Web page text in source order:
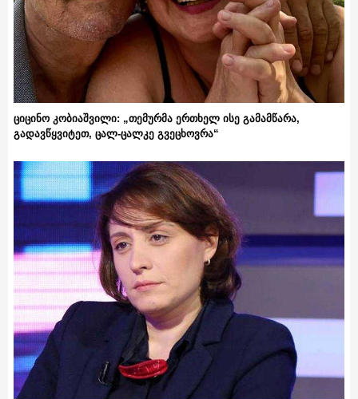
ციცინო კობიაშვილი: „თემურმა ერთხელ ისე გამამწარა,
გადავწყვიტეთ, ცალ-ცალკე გვეცხოვრა“